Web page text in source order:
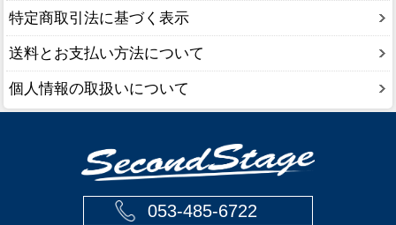
特定商取引法に基づく表示
送料とお支払い方法について
個人情報の取扱いについて
053-485-6722